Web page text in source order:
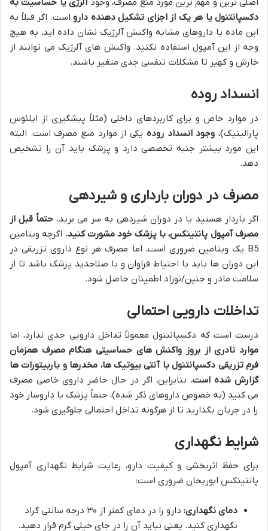
اصلی ترین و مهم ترین مورد منع مصرف، وجودآلرژی یا حساسیت به
دکسپانتنول یا هر یک از اجزای تشکیل دهنده دارو است. اگر قبلاً به
این ماده یا داروهای مشابه واکنش آلرژیک نشان داده اید، به هیچ
وجه از این آمپول استفاده نکنید. واکنش های آلرژیک می توانند از
خارش و کهیر تا مشکلات تنفسی جدی متغیر باشند.
انسداد روده
در موارد خاص و برای کاربردهای داخلی (مثلاً پیشگیری از ایلئوس
پارالیتیک)، وجود انسداد روده یکی از موارد منع مصرف است. البته
این مورد بیشتر جنبه تخصصی دارد و پزشک باید آن را تشخیص
دهد.
مصرف در دوران بارداری و شیردهی
اگر باردار هستید یا در دوران شیردهی به سر می برید، حتماً قبل از
مصرف آمپول پانتینکس، با پزشک خود مشورت کنید. اگرچه ویتامین
B5 یک ویتامین ضروری است، اما مصرف هر نوع داروی تزریقی در
این دوران ها باید با احتیاط فراوان و با صلاحدید پزشک باشد تا از
سلامت مادر و جنین/نوزاد اطمینان حاصل شود.
تداخلات دارویی احتمالی
درست است که دکسپانتنول معمولاً تداخل دارویی جدی ندارد، اما
موارد نادری از بروز واکنش های حساسیتی هنگام مصرف همزمان
فرم تزریقی دکسپانتنول با آنتی بیوتیک ها، مخدرها و باربیتورات ها
گزارش شده است. بنابراین، اگر در حال حاضر داروی خاصی مصرف
می کنید (به خصوص داروهای ذکر شده)، حتماً پزشک یا داروساز خود
را در جریان بگذارید تا از هرگونه تداخل احتمالی جلوگیری شود.
شرایط نگهداری
برای حفظ اثربخشی و کیفیت دارو، رعایت شرایط نگهداری آمپول
پانتینکس ابوریحان ضروری است:
دمای نگهداری:
دارو را در دمای کمتر از ۳۰ درجه سانتی گراد
نگهداری کنید. یعنی نباید آن را در جای خیلی گرم قرار دهید.